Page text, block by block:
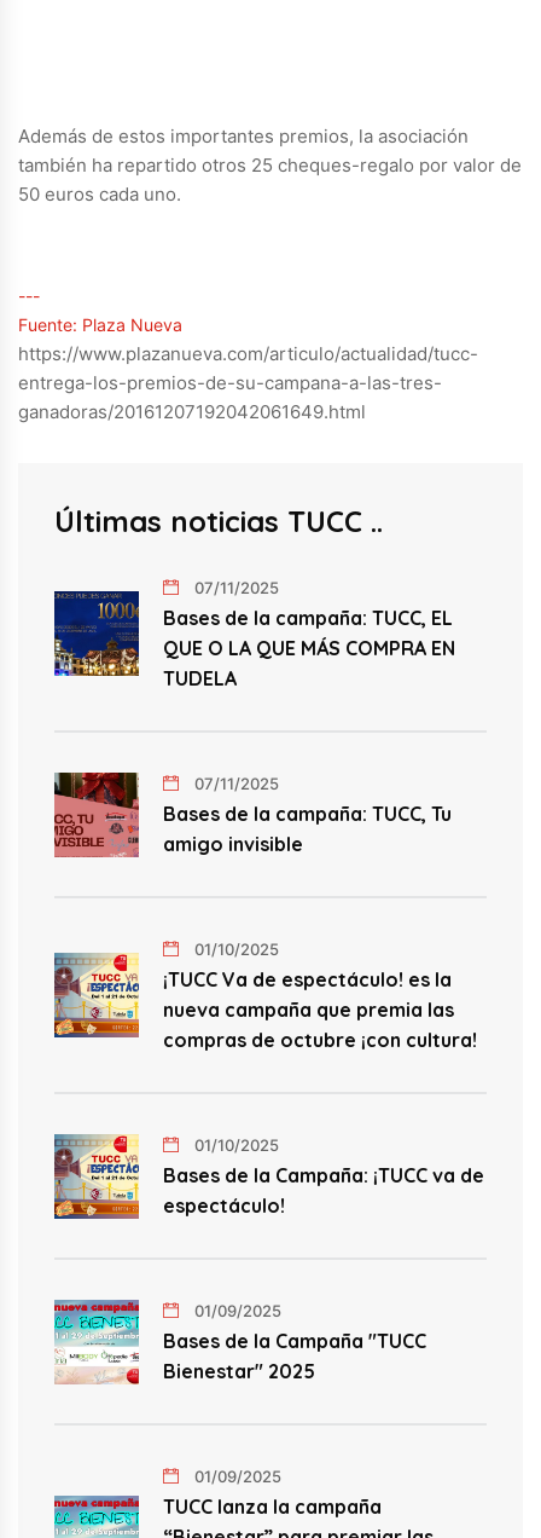
Además de estos importantes premios, la asociación
también ha repartido otros 25 cheques-regalo por valor de
50 euros cada uno.
---
Fuente: Plaza Nueva
https://www.plazanueva.com/articulo/actualidad/tucc-
entrega-los-premios-de-su-campana-a-las-tres-
ganadoras/20161207192042061649.html
Últimas noticias TUCC
07/11/2025
Bases de la campaña: TUCC, EL
QUE O LA QUE MÁS COMPRA EN
TUDELA
07/11/2025
Bases de la campaña: TUCC, Tu
amigo invisible
01/10/2025
¡TUCC Va de espectáculo! es la
nueva campaña que premia las
compras de octubre ¡con cultura!
01/10/2025
Bases de la Campaña: ¡TUCC va de
espectáculo!
01/09/2025
Bases de la Campaña "TUCC
Bienestar" 2025
01/09/2025
TUCC lanza la campaña